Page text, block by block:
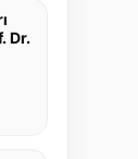
Dr.